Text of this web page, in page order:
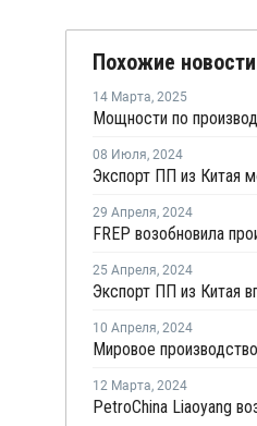
Похожие новости
14 Марта, 2025
08 Июля, 2024
29 Апреля, 2024
25 Апреля, 2024
Экспорт ПП из Китая
10 Апреля, 2024
12 Марта, 2024